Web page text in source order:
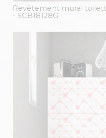
Revêtement mural
- SCB18128G